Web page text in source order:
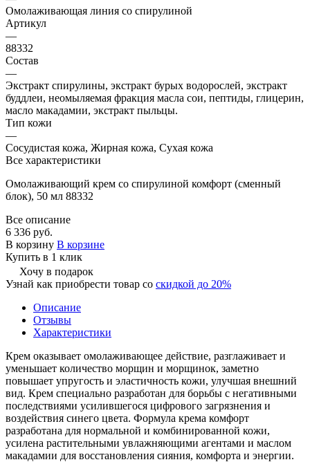
Омолаживающая линия со спирулиной
Артикул
—
88332
Состав
—
Экстракт спирулины, экстракт бурых водорослей, экстракт
буддлеи, неомыляемая фракция масла сои, пептиды, глицерин,
масло макадамии, экстракт пыльцы.
Тип кожи
—
Сосудистая кожа, Жирная кожа, Сухая кожа
Все характеристики
Омолаживающий крем со спирулиной комфорт (сменный
блок), 50 мл 88332
Все описание
6 336 руб.
В корзину В корзине
Купить в 1 клик
Хочу в подарок
Узнай как приобрести товар со скидкой до 20%
Описание
Отзывы
Характеристики
Крем оказывает омолаживающее действие, разглаживает и
уменьшает количество морщин и морщинок, заметно
повышает упругость и эластичность кожи, улучшая внешний
вид. Крем специально разработан для борьбы с негативными
последствиями усилившегося цифрового загрязнения и
воздействия синего цвета. Формула крема комфорт
разработана для нормальной и комбинированной кожи,
усилена растительными увлажняющими агентами и маслом
макадамии для восстановления сияния, комфорта и энергии.